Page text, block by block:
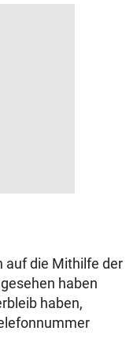
auf die Mithilfe der
haben
haben,